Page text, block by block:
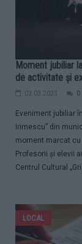
Moment jubiliar
de activitate și
03.03.2023 0
Eveniment jubiliar
Irimescu” din
moment marcat
Profesorii și elevii
Centrul Cultural
LOCAL